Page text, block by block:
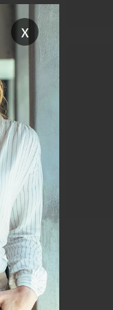
od
kreću
linka
x